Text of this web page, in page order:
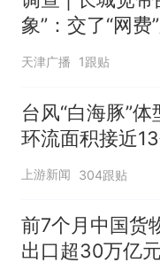
象”：交了“网费
费”，退费没着
天津广播 1跟贴
台风“白海豚”体
环流面积接近
么大
上游新闻 304跟贴
前7个月中国货
出口超30万亿元